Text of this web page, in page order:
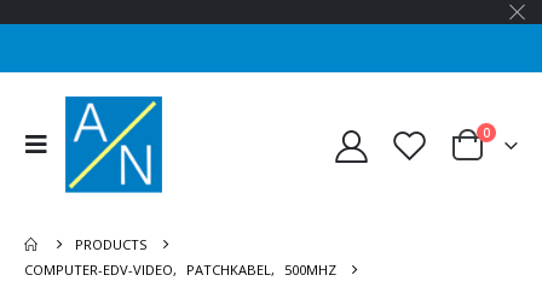
0
PRODUCTS
COMPUTER-EDV-VIDEO, PATCHKABEL,
500MHZ